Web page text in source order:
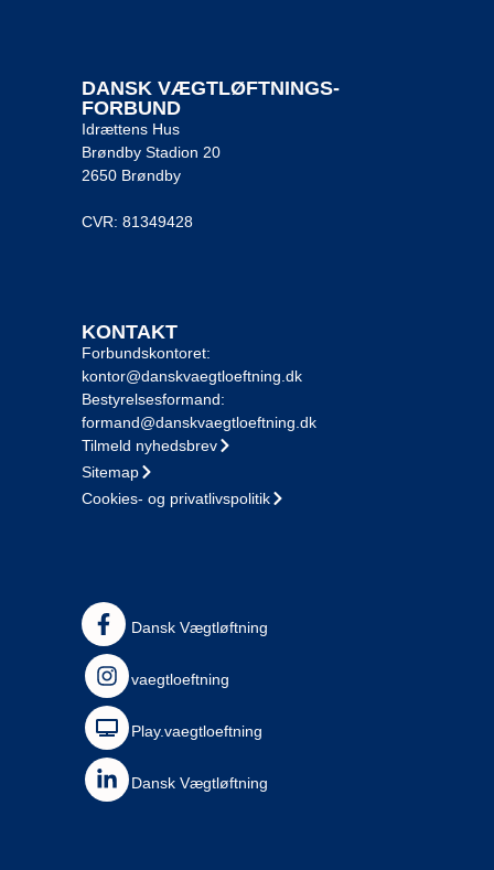
DANSK VÆGTLØFTNINGS-
FORBUND
Idrættens Hus
Brøndby Stadion 20
2650 Brøndby
CVR: 81349428
KONTAKT
Forbundskontoret:
kontor@danskvaegtloeftning.dk
Bestyrelsesformand:
formand@danskvaegtloeftning.dk
Tilmeld nyhedsbrev
Sitemap
Cookies- og privatlivspolitik
Dansk Vægtløftning
vaegtloeftning
Play.vaegtloeftning
Dansk Vægtløftning